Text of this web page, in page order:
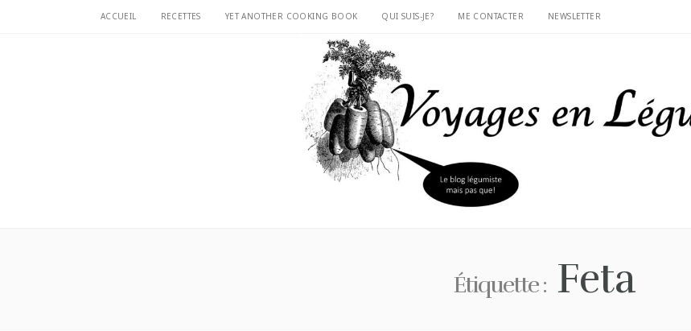
ACCUEIL RECETTES YET ANOTHER COOKING BOOK QUI SUIS-JE? ME CONTACTER NEWSLETTER
Étiquette : Feta